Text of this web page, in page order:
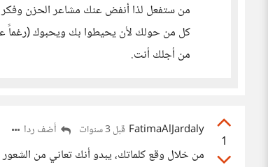
من ستفعل لذا أنفض عنك مشاعر الحزن
كل من حولك لأن يحيطوا بك ويحبوك (رغماً
من أجلك أنت.
1
FatimaAlJardaly قبل 3 سنوات أضف ردا
من خلال وقع كلماتك، يبدو أنك تعاني من